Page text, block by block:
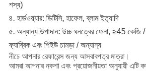
শস্য)
৪. হার্ডওয়্যার: ডিটিসি, হাফেল, ব্লাম ইত্যাদি
৫. অন্যান্য উপাদান: উচ্চ ঘনত্বের ফেনা, ≥45 কেজি /
ফ্যাব্রিক এবং পিইউ চামড়া / অন্যান্য
নীচে আপনার রেফারেন্স জন্য আসবাবপত্র মাত্রা।
আমরা আপনার নকশা এবং প্রয়োজনীয়তা অনুযায়ী এটি